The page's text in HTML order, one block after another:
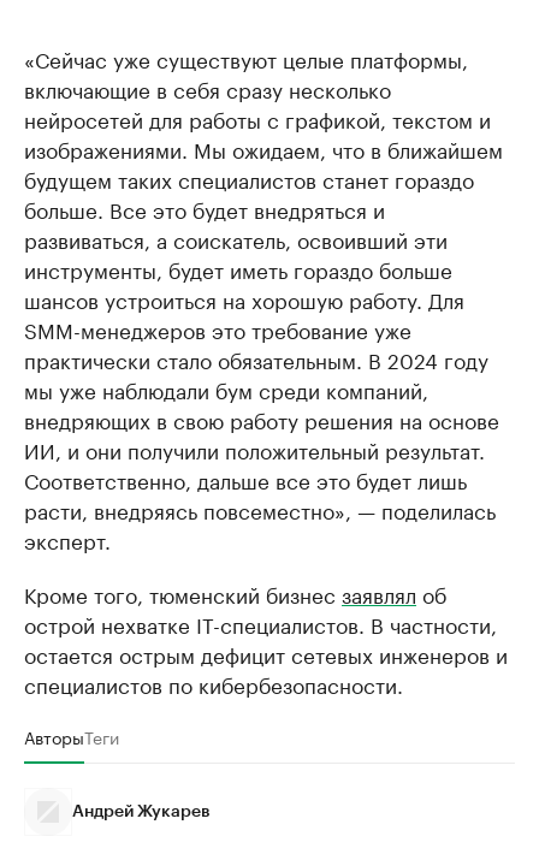
«Сейчас уже существуют целые платформы,
включающие в себя сразу несколько
нейросетей для работы с графикой, текстом и
изображениями. Мы ожидаем, что в ближайшем
будущем таких специалистов станет гораздо
больше. Все это будет внедряться и
развиваться, а соискатель, освоивший эти
инструменты, будет иметь гораздо больше
шансов устроиться на хорошую работу. Для
SMM-менеджеров это требование уже
практически стало обязательным. В 2024 году
мы уже наблюдали бум среди компаний,
внедряющих в свою работу решения на основе
ИИ, и они получили положительный результат.
Соответственно, дальше все это будет лишь
расти, внедряясь повсеместно», — поделилась
эксперт.
Кроме того, тюменский бизнес заявлял об
острой нехватке IT-специалистов. В частности,
остается острым дефицит сетевых инженеров и
специалистов по кибербезопасности.
АвторыТеги
Андрей Жукарев